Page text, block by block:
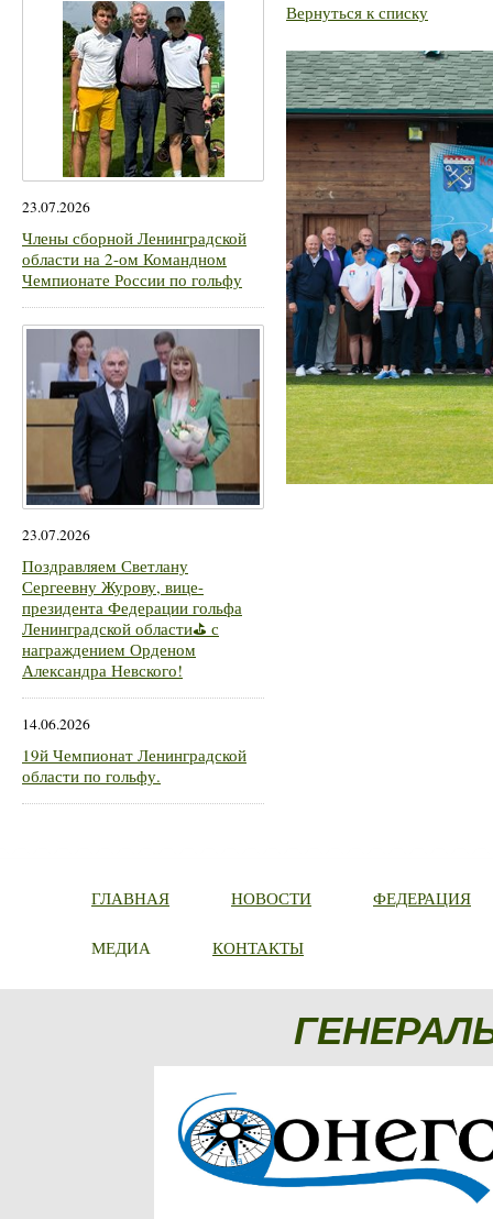
23.07.2026
Члены сборной Ленинградской
области на 2-ом Командном
Чемпионате России по гольфу
23.07.2026
Поздравляем Светлану
Сергеевну Журову, вице-
президента Федерации гольфа
Ленинградской области⛳ с
награждением Орденом
Александра Невского!
14.06.2026
19й Чемпионат Ленинградской
области по гольфу.
Вернуться к списку
ГЛАВНАЯ НОВОСТИ ФЕДЕРАЦИЯ
МЕДИА КОНТАКТЫ